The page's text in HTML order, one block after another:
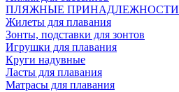
ПЛЯЖНЫЕ ПРИНАДЛЕЖНОСТИ
Жилеты для плавания
Зонты, подставки для зонтов
Игрушки для плавания
Круги надувные
Ласты для плавания
Матрасы для плавания